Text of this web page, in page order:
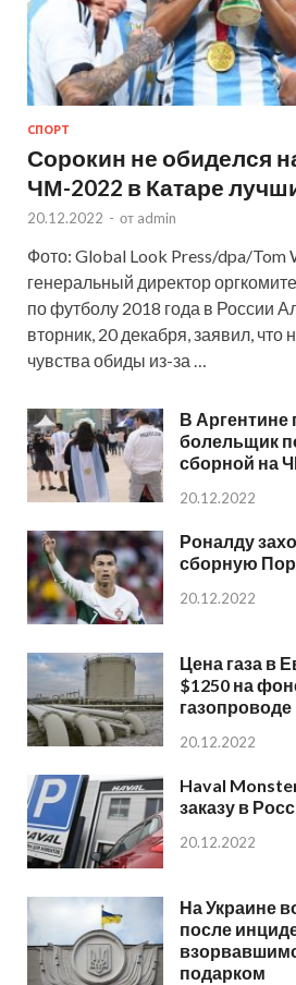
СПОРТ
Сорокин не обиделся
ЧМ-2022 в Катаре
20.12.2022 - от admin
Фото: Global Look Press/dpa/
генеральный директор
по футболу 2018 года в России
вторник, 20 декабря, заявил, что
чувства обиды из-за …
В Аргентине
болельщик
сборной на
20.12.2022
Роналду
сборную
20.12.2022
Цена газа в
$1250 на
20.12.2022
Haval
заказу в
20.12.2022
На Украине
после
подарком